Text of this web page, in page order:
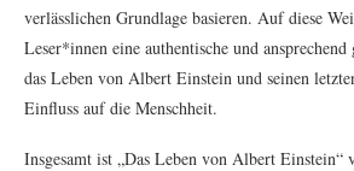
verlässlichen Grundlage basieren. Auf diese
Leser*innen eine authentische und
das Leben von Albert Einstein und seinen
Einfluss auf die Menschheit.
Insgesamt ist „Das Leben von Albert Einstein“